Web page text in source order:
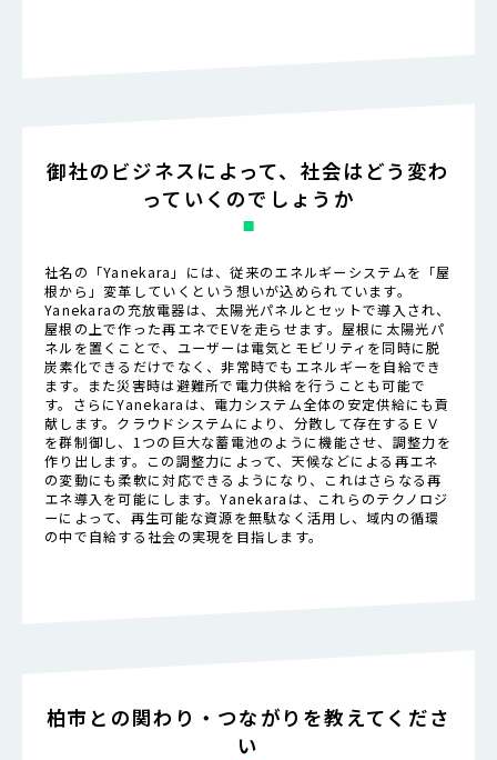
御社のビジネスによって、社会はどう変わ
っていくのでしょうか
社名の「Yanekara」には、従来のエネルギーシステムを「屋
根から」変革していくという想いが込められています。
Yanekaraの充放電器は、太陽光パネルとセットで導入され、
屋根の上で作った再エネでEVを走らせます。屋根に太陽光パ
ネルを置くことで、ユーザーは電気とモビリティを同時に脱
炭素化できるだけでなく、非常時でもエネルギーを自給でき
ます。また災害時は避難所で電力供給を行うことも可能で
す。さらにYanekaraは、電力システム全体の安定供給にも貢
献します。クラウドシステムにより、分散して存在するＥＶ
を群制御し、1つの巨大な蓄電池のように機能させ、調整力を
作り出します。この調整力によって、天候などによる再エネ
の変動にも柔軟に対応できるようになり、これはさらなる再
エネ導入を可能にします。Yanekaraは、これらのテクノロジ
ーによって、再生可能な資源を無駄なく活用し、域内の循環
の中で自給する社会の実現を目指します。
柏市との関わり・つながりを教えてくださ
い